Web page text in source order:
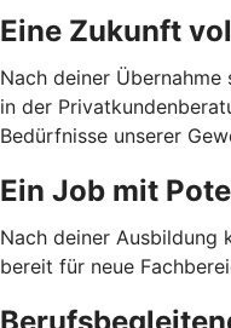
Eine Zukunft
Nach deiner
in der
Bedürfnisse unserer
Ein Job mit
Nach deiner Ausbildung
bereit für neue